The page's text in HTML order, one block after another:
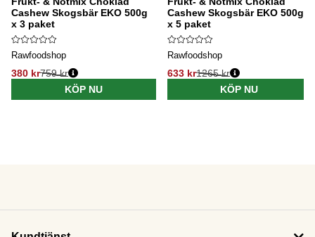
Cashew Skogsbär EKO 500g
x 3 paket
Rawfoodshop
380 kr759 kr
KÖP NU
Cashew Skogsbär EKO 500g
x 5 paket
Rawfoodshop
633 kr1265 kr
KÖP NU